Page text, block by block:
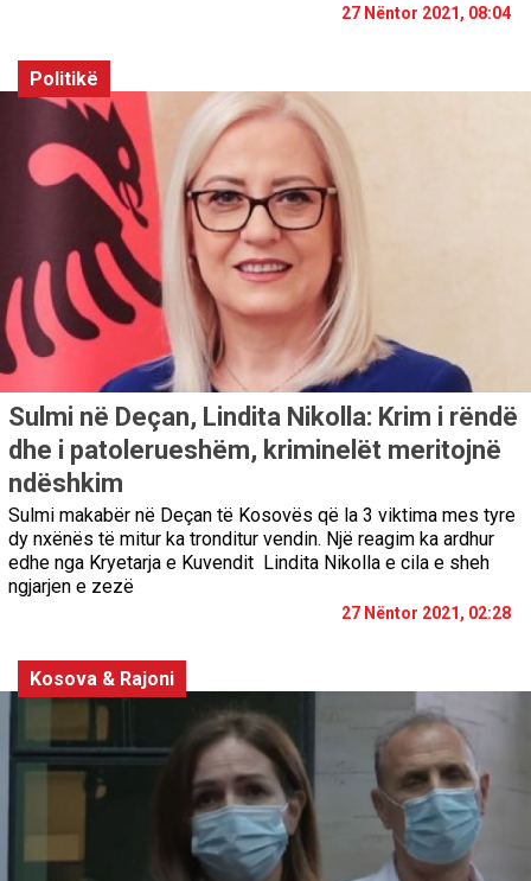
27 Nëntor 2021, 08:04
Politikë
Sulmi në Deçan, Lindita Nikolla: Krim i rëndë
dhe i patolerueshëm, kriminelët meritojnë
ndëshkim
Sulmi makabër në Deçan të Kosovës që la 3 viktima mes tyre
dy nxënës të mitur ka tronditur vendin. Një reagim ka ardhur
edhe nga Kryetarja e Kuvendit Lindita Nikolla e cila e sheh
ngjarjen e zezë
27 Nëntor 2021, 02:28
Kosova & Rajoni